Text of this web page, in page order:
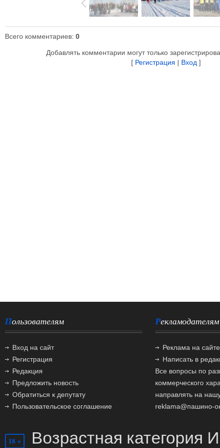
Всего комментариев: 0
Добавлять комментарии могут только
[ Регистрация | Вход ]
Пользователям
Вход на сайт
Регистрация
Редакция
Предложить новость
Обратиться к депутату
Пользовательское соглашение
Рекламодателям
Реклама на сайте
Написать в
Все вопросы по
коммерческого
направлять на
reklama@пашино-
18 + Возрастная категория